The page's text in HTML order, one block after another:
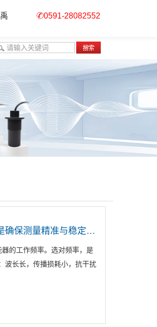
0591-28082552
大禹超声波风速风向仪换能器选对频率，是确保测量精准与稳定的关键
的工作频率。选对频率，是
波长长，传播损耗小，抗干扰